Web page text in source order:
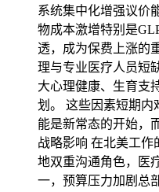
系统集中化增强议价
物成本激增特别是
透，成为保费上涨的
理与专业医疗人员短
大心理健康、生育支
划。 这些因素短期内
能是新常态的开始，
战略影响 在北美工作
地双重沟通角色，医
一，预算压力加剧总